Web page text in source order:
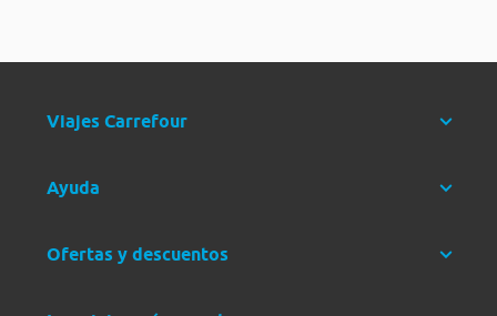
Viajes Carrefour
Ayuda
Ofertas y descuentos